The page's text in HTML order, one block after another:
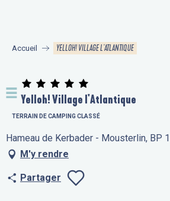
principal
Accueil YELLOH! VILLAGE L'ATLANTIQUE
Yelloh! Village l'Atlantique
TERRAIN DE CAMPING CLASSÉ
Hameau de Kerbader - Mousterlin, BP
M'y rendre
Partager